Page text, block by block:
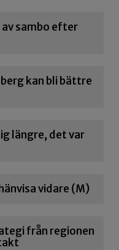
sambo efter
kan bli bättre
längre, det var
vidare (M)
från regionen